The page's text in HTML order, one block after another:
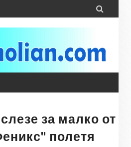

за малко от
полетя